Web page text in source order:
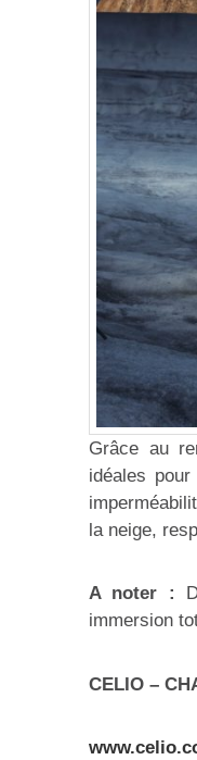
Grâce au
idéales
la neige,
A noter :
immersion
CELIO –